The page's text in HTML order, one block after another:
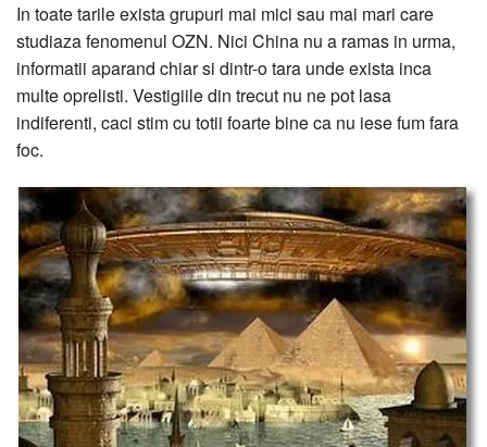
In toate tarile exista grupuri mai mici sau mai mari care
studiaza fenomenul OZN. Nici China nu a ramas in urma,
informatii aparand chiar si dintr-o tara unde exista inca
multe oprelisti. Vestigiile din trecut nu ne pot lasa
indiferenti, caci stim cu totii foarte bine ca nu iese fum fara
foc.